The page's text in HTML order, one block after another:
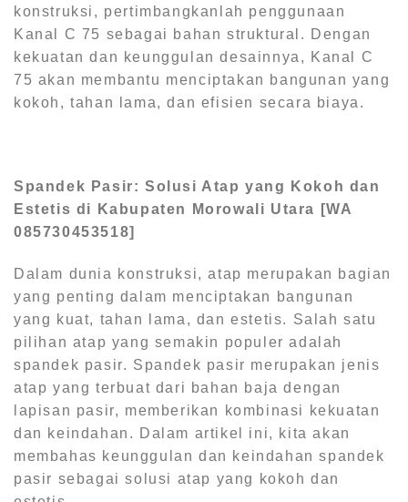
konstruksi, pertimbangkanlah penggunaan
Kanal C 75 sebagai bahan struktural. Dengan
kekuatan dan keunggulan desainnya, Kanal C
75 akan membantu menciptakan bangunan yang
kokoh, tahan lama, dan efisien secara biaya.
Spandek Pasir: Solusi Atap yang Kokoh dan
Estetis di Kabupaten Morowali Utara [WA
085730453518]
Dalam dunia konstruksi, atap merupakan bagian
yang penting dalam menciptakan bangunan
yang kuat, tahan lama, dan estetis. Salah satu
pilihan atap yang semakin populer adalah
spandek pasir. Spandek pasir merupakan jenis
atap yang terbuat dari bahan baja dengan
lapisan pasir, memberikan kombinasi kekuatan
dan keindahan. Dalam artikel ini, kita akan
membahas keunggulan dan keindahan spandek
pasir sebagai solusi atap yang kokoh dan